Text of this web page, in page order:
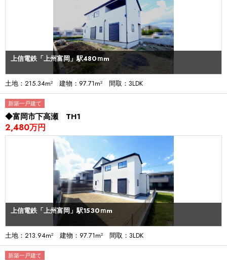
上信電鉄「上州富岡」駅480ｍm
土地：215.34m² 建物：97.71m² 間取：3LDK
新築一戸建て
◆富岡市下高瀬 TH1
2,480万円
上信電鉄「上州富岡」駅1530ｍm
土地：213.94m² 建物：97.71m² 間取：3LDK
新築一戸建て